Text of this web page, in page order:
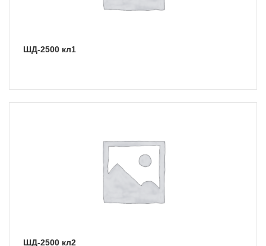
ШД-2500 кл1
ШД-2500 кл2